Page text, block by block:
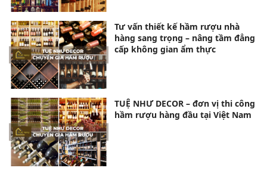
Tư vấn thiết kế hầm rượu nhà
hàng sang trọng – nâng tầm đẳng
cấp không gian ẩm thực
TUỆ NHƯ DECOR – đơn vị thi công
hầm rượu hàng đầu tại Việt Nam